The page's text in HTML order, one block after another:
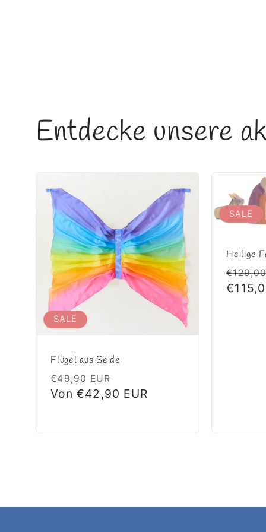
Entdecke unsere
SALE
Flügel aus Seide
Normaler
Preis
€49,90 EUR
Von €42,90 EUR
SALE
Heilige
Preis